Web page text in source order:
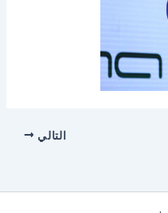
التالي